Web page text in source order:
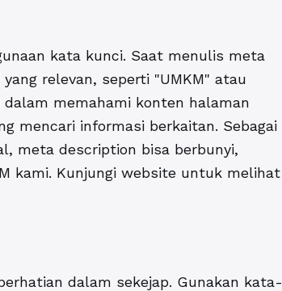
kata kunci. Saat menulis meta
relevan, seperti "UMKM" atau
memahami konten halaman
mencari informasi berkaitan. Sebagai
meta description bisa berbunyi,
kami. Kunjungi website untuk melihat
dalam sekejap. Gunakan kata-